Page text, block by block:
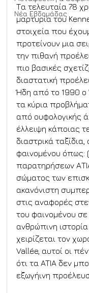
Νέα Εβδομάδας
Τα τελευταία 78
μαρτυρία του
στοιχεία που
προτείνουν μια
την πιθανή
πιο βασικές
διαστατική
Ήδη από το 1990 ο
τα κύρια
από ουφολογικής
έλλειψη κάποιας
διαστρικά
φαινομένου όπως:
παρατηρήσεων
σώματος των
ακανόνιστη
στις αναφορές
του φαινομένου
ανθρώπινη
χειρίζεται τον
Vallée, αυτοί οι
ότι τα ATIA δεν
εξωγήινη